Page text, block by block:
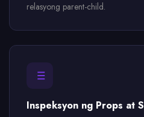
relasyong parent-child.
Inspeksyon ng Props at